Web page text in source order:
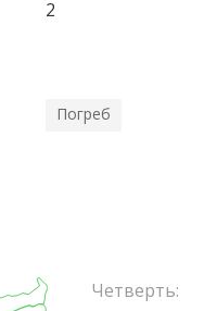
2
Погреб
Четверть: